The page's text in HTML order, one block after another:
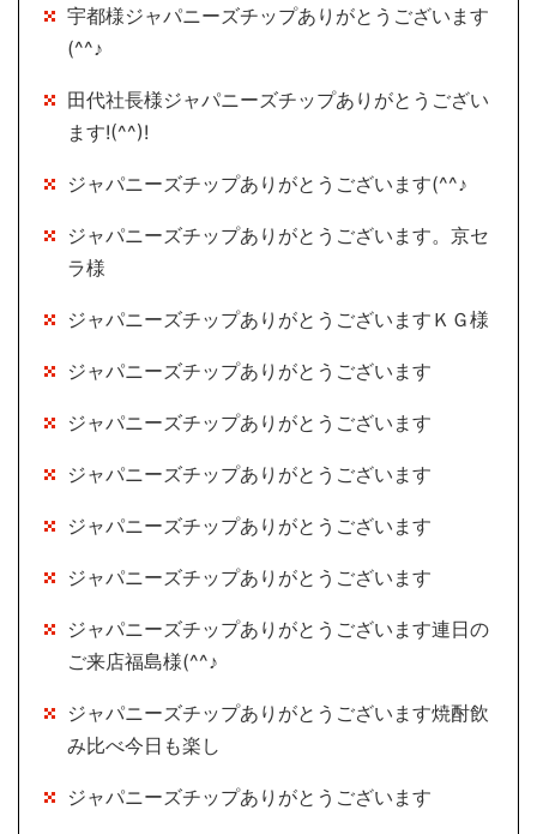
宇都様ジャパニーズチップありがとうございます
(^^♪
田代社長様ジャパニーズチップありがとうござい
ます!(^^)!
ジャパニーズチップありがとうございます(^^♪
ジャパニーズチップありがとうございます。京セ
ラ様
ジャパニーズチップありがとうございますＫＧ様
ジャパニーズチップありがとうございます
ジャパニーズチップありがとうございます
ジャパニーズチップありがとうございます
ジャパニーズチップありがとうございます
ジャパニーズチップありがとうございます
ジャパニーズチップありがとうございます連日の
ご来店福島様(^^♪
ジャパニーズチップありがとうございます焼酎飲
み比べ今日も楽し
ジャパニーズチップありがとうございます